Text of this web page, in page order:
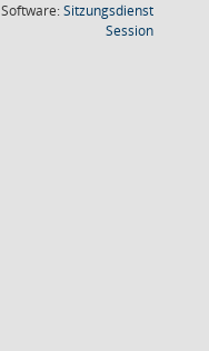
Software:Sitzungsdienst
Session(Wird in